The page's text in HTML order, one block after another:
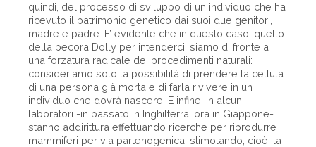
quindi, del processo di sviluppo di un individuo che ha
ricevuto il patrimonio genetico dai suoi due genitori,
madre e padre. E’ evidente che in questo caso, quello
della pecora Dolly per intenderci, siamo di fronte a
una forzatura radicale dei procedimenti naturali:
consideriamo solo la possibilità di prendere la cellula
di una persona già morta e di farla rivivere in un
individuo che dovrà nascere. E infine: in alcuni
laboratori -in passato in Inghilterra, ora in Giappone-
stanno addirittura effettuando ricerche per riprodurre
mammiferi per via partenogenica, stimolando, cioè, la